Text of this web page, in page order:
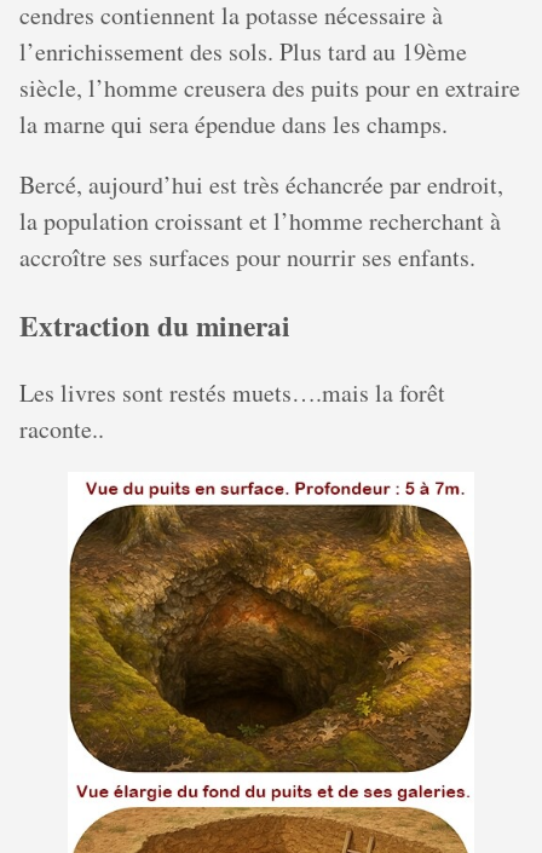
cendres contiennent la potasse nécessaire à
l’enrichissement des sols. Plus tard au 19ème
siècle, l’homme creusera des puits pour en extraire
la marne qui sera épendue dans les champs.
Bercé, aujourd’hui est très échancrée par endroit,
la population croissant et l’homme recherchant à
accroître ses surfaces pour nourrir ses enfants.
Extraction du minerai
Les livres sont restés muets….mais la forêt
raconte..